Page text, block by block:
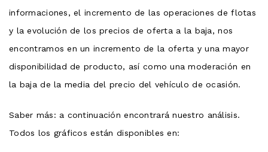
informaciones, el incremento de las operaciones de flotas
y la evolución de los precios de oferta a la baja, nos
encontramos en un incremento de la oferta y una mayor
disponibilidad de producto, así como una moderación en
la baja de la media del precio del vehículo de ocasión.
Saber más: a continuación encontrará nuestro análisis.
Todos los gráficos están disponibles en: